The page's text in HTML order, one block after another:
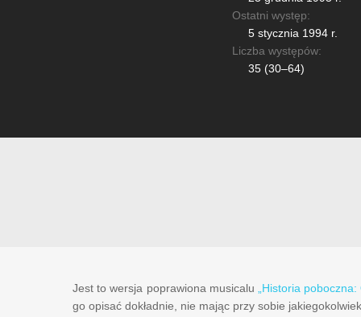
Ostatni występ:
5 stycznia 1994 r.
Liczba występów:
35 (30–64)
Jest to wersja poprawiona musicalu „Historia
go opisać dokładnie, nie mając przy sobie